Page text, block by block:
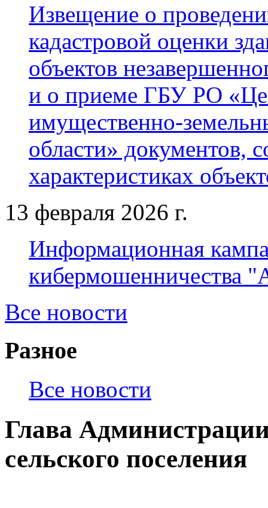
Извещение о
кадастровой оценки
объектов
и о приеме ГБУ РО
имущественно-
области» документов,
характеристиках
13 февраля 2026 г.
Информационная
кибермошенничества
Все новости
Разное
Все новости
Глава
сельского поселения